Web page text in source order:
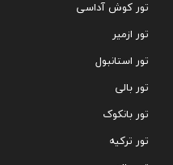
تور کوش آداسی
تور ازمیر
تور استانبول
تور بالی
تور بانکوک
تور ترکیه